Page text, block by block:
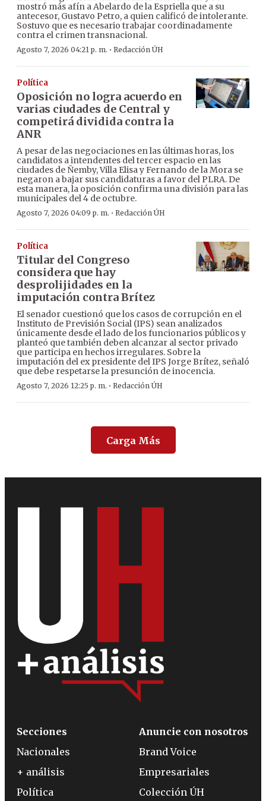
mostró más afín a Abelardo de la Espriella que a su
antecesor, Gustavo Petro, a quien calificó de intolerante.
Sostuvo que es necesario trabajar coordinadamente
contra el crimen transnacional.
Agosto 7, 2026 04:21 p. m. · Redacción ÚH
Política
Oposición no logra acuerdo en
varias ciudades de Central y
competirá dividida contra la
ANR
A pesar de las negociaciones en las últimas horas, los
candidatos a intendentes del tercer espacio en las
ciudades de Ñemby, Villa Elisa y Fernando de la Mora se
negaron a bajar sus candidaturas a favor del PLRA. De
esta manera, la oposición confirma una división para las
municipales del 4 de octubre.
Agosto 7, 2026 04:09 p. m. · Redacción ÚH
Política
Titular del Congreso
considera que hay
desprolijidades en la
imputación contra Brítez
El senador cuestionó que los casos de corrupción en el
Instituto de Previsión Social (IPS) sean analizados
únicamente desde el lado de los funcionarios públicos y
planteó que también deben alcanzar al sector privado
que participa en hechos irregulares. Sobre la
imputación del ex presidente del IPS Jorge Brítez, señaló
que debe respetarse la presunción de inocencia.
Agosto 7, 2026 12:25 p. m. · Redacción ÚH
Carga Más
Secciones
Nacionales
+ análisis
Política
Anuncie con nosotros
Brand Voice
Empresariales
Colección ÚH